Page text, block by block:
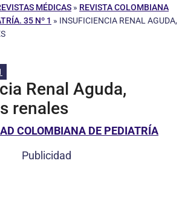
MÉDICAS » REVISTA COLOMBIANA
35 Nº 1 » INSUFICIENCIA RENAL AGUDA,
Renal Aguda,
renales
COLOMBIANA DE PEDIATRÍA
Publicidad